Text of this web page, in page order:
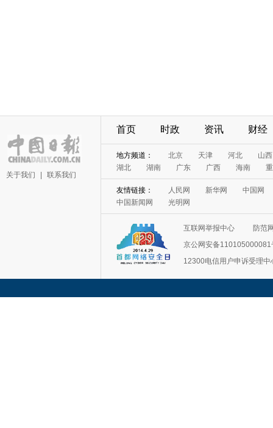
关于我们 联系我们
首页 时政 资讯 财经
地方频道： 北京 天津 河北
山西
湖北
湖南 广东 广西 海南
友情链接： 人民网 新华网
中国网
中国新闻网
光明网
互联网举报中心
防范
京公网安备110105000081
12300电信用户申诉受理中